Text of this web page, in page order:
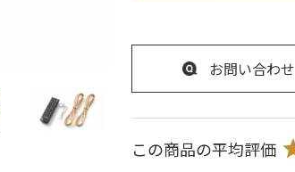
お問い合わせ